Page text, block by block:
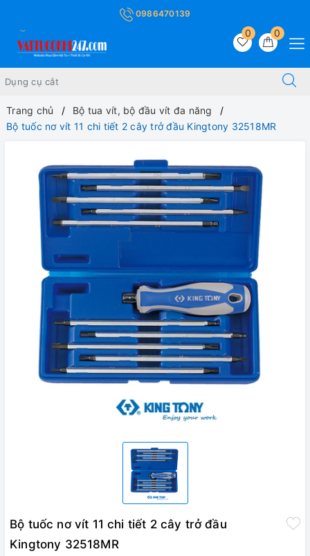
0986470139
0
0
Trang chủ
Bộ tua vít, bộ đầu vít đa năng
Bộ tuốc nơ vít 11 chi tiết 2 cây trở đầu Kingtony 32518MR
Bộ tuốc nơ vít 11 chi tiết 2 cây trở đầu
Kingtony 32518MR